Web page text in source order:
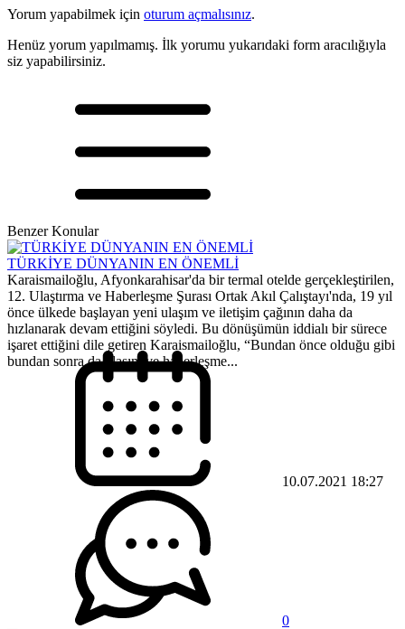
Yorum yapabilmek için oturum açmalısınız.
Henüz yorum yapılmamış. İlk yorumu yukarıdaki form aracılığıyla
siz yapabilirsiniz.
Benzer Konular
TÜRKİYE DÜNYANIN EN ÖNEMLİ
Karaismailoğlu, Afyonkarahisar'da bir termal otelde gerçekleştirilen,
12. Ulaştırma ve Haberleşme Şurası Ortak Akıl Çalıştayı'nda, 19 yıl
önce ülkede başlayan yeni ulaşım ve iletişim çağının daha da
hızlanarak devam ettiğini söyledi. Bu dönüşümün iddialı bir sürece
işaret ettiğini dile getiren Karaismailoğlu, “Bundan önce olduğu gibi
bundan sonra da ulaşım ve haberleşme...
10.07.2021 18:27
0